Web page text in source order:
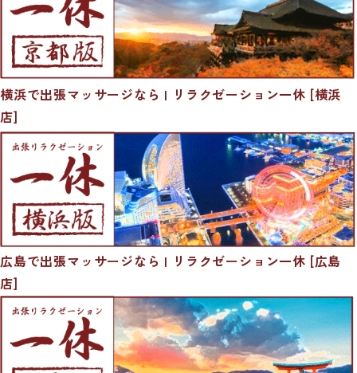
横浜で出張マッサージなら | リラクゼーション一休 [横浜
店]
広島で出張マッサージなら | リラクゼーション一休 [広島
店]